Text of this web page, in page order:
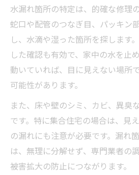
水漏れ箇所の特定は、的確な修理
蛇口や配管のつなぎ目、パッキン
し、水滴や湿った箇所を探します
した確認も有効で、家中の水を止
動いていれば、目に見えない場所
可能性があります。
また、床や壁のシミ、カビ、異臭
です。特に集合住宅の場合は、見
の漏れにも注意が必要です。漏れ
は、無理に分解せず、専門業者の
被害拡大の防止につながります。